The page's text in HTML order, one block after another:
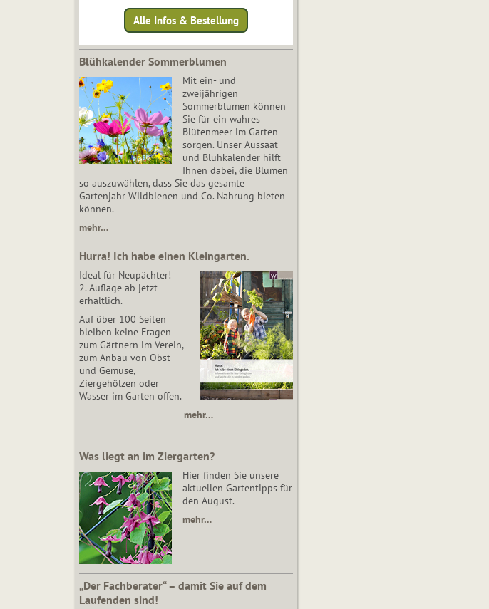
Alle Infos & Bestellung
Blühkalender Sommerblumen
Mit ein- und
zweijährigen
Sommerblumen können
Sie für ein wahres
Blütenmeer im Garten
sorgen. Unser Aussaat-
und Blühkalender hilft
Ihnen dabei, die Blumen
so auszuwählen, dass Sie das gesamte
Gartenjahr Wildbienen und Co. Nahrung bieten
können.
mehr…
Hurra! Ich habe einen Kleingarten.
Ideal für Neupächter!
2. Auflage ab jetzt
erhältlich.
Auf über 100 Seiten
bleiben keine Fragen
zum Gärtnern im Verein,
zum Anbau von Obst
und Gemüse,
Ziergehölzen oder
Wasser im Garten offen.
mehr…
Was liegt an im Ziergarten?
Hier finden Sie unsere
aktuellen Gartentipps für
den August.
mehr…
„Der Fachberater“ – damit Sie auf dem
Laufenden sind!